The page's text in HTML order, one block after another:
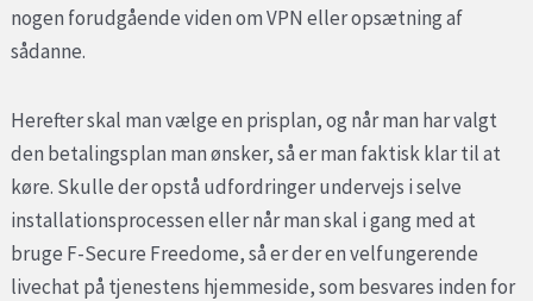
nogen forudgående viden om VPN eller opsætning af
sådanne.
Herefter skal man vælge en prisplan, og når man har valgt
den betalingsplan man ønsker, så er man faktisk klar til at
køre. Skulle der opstå udfordringer undervejs i selve
installationsprocessen eller når man skal i gang med at
bruge F-Secure Freedome, så er der en velfungerende
livechat på tjenestens hjemmeside, som besvares inden for